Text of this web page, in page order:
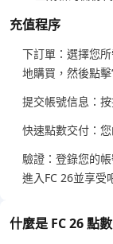
充值程序
下訂單：選擇您
地購買，然後點
提交帳號信息：
快速點數交付：
驗證：登錄您的
進入FC 26並享受
什麼是 FC 26 點